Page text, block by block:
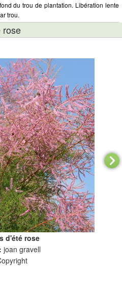
du trou de plantation. Libération lente
trou.
rose
d'été rose
joan gravell